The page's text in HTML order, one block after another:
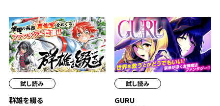
試し読み
群雄を綴る
試し読み
GURU